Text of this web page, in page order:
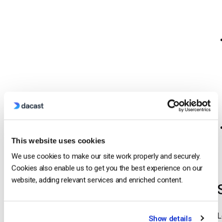
This website uses cookies
We use cookies to make our site work properly and securely.
Cookies also enable us to get you the best experience on our
website, adding relevant services and enriched content.
Show details